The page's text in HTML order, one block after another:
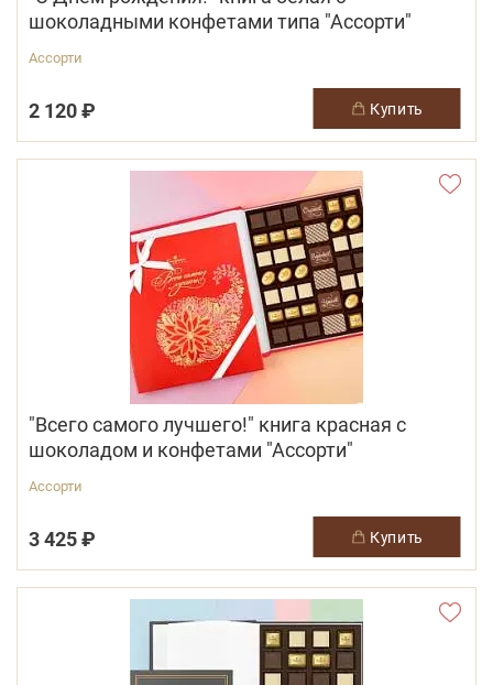
шоколадными конфетами типа "Ассорти"
Ассорти
2 120 ₽ купить
"Всего самого лучшего!" книга красная с
шоколадом и конфетами "Ассорти"
Ассорти
3 425 ₽ купить